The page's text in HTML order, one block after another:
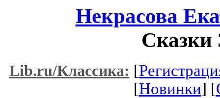
Некрасова
Сказки
Lib.ru/Классика: [
[Новинки] [